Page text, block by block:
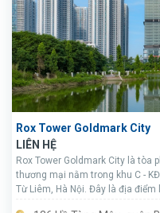
Rox Tower Goldmark City
LIÊN HỆ
Rox Tower Goldmark City là tòa
thương mại nằm trong khu C -
Từ Liêm, Hà Nội. Đây là địa